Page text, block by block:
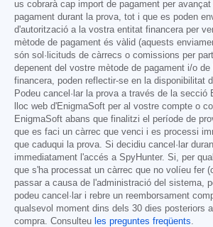
us cobrarà cap import de pagament per
pagament durant la prova, tot i que es poden
d'autorització a la vostra entitat financera per
mètode de pagament és vàlid (aquests
són sol·licituds de càrrecs o comissions per
depenent del vostre mètode de pagament i/o
financera, poden reflectir-se en la disponibilitat
Podeu cancel·lar la prova a través de la secció
lloc web d'EnigmaSoft per al vostre compte o
EnigmaSoft abans que finalitzi el període de
que es faci un càrrec que venci i es processi
que caduqui la prova. Si decidiu cancel·lar
immediatament l'accés a SpyHunter. Si, per
que s'ha processat un càrrec que no volíeu fer
passar a causa de l'administració del sistema,
podeu cancel·lar i rebre un reemborsament
qualsevol moment dins dels 30 dies posteriors
compra. Consulteu les preguntes freqüents